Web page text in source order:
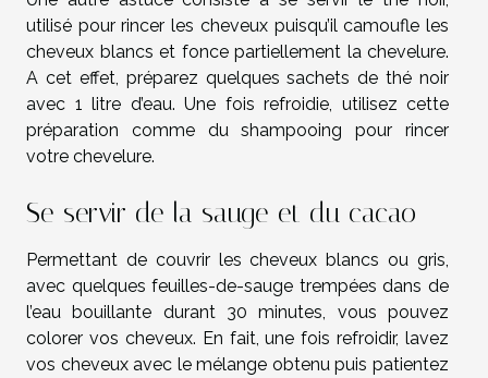
utilisé pour rincer les cheveux puisqu’il camoufle les
cheveux blancs et fonce partiellement la chevelure.
A cet effet, préparez quelques sachets de thé noir
avec 1 litre d’eau. Une fois refroidie, utilisez cette
préparation comme du shampooing pour rincer
votre chevelure.
Se servir de la sauge et du cacao
Permettant de couvrir les cheveux blancs ou gris,
avec quelques feuilles-de-sauge trempées dans de
l’eau bouillante durant 30 minutes, vous pouvez
colorer vos cheveux. En fait, une fois refroidir, lavez
vos cheveux avec le mélange obtenu puis patientez